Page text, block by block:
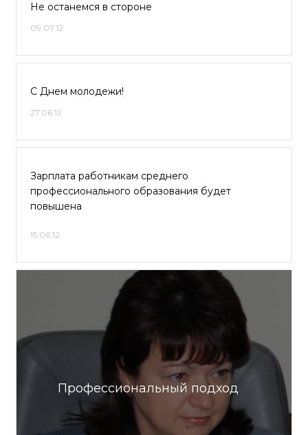
Не останемся в стороне
09.07.12
С Днем молодежи!
27.06.12
Зарплата работникам среднего
профессионального образования будет
повышена
15.06.12
Профессиональный подход